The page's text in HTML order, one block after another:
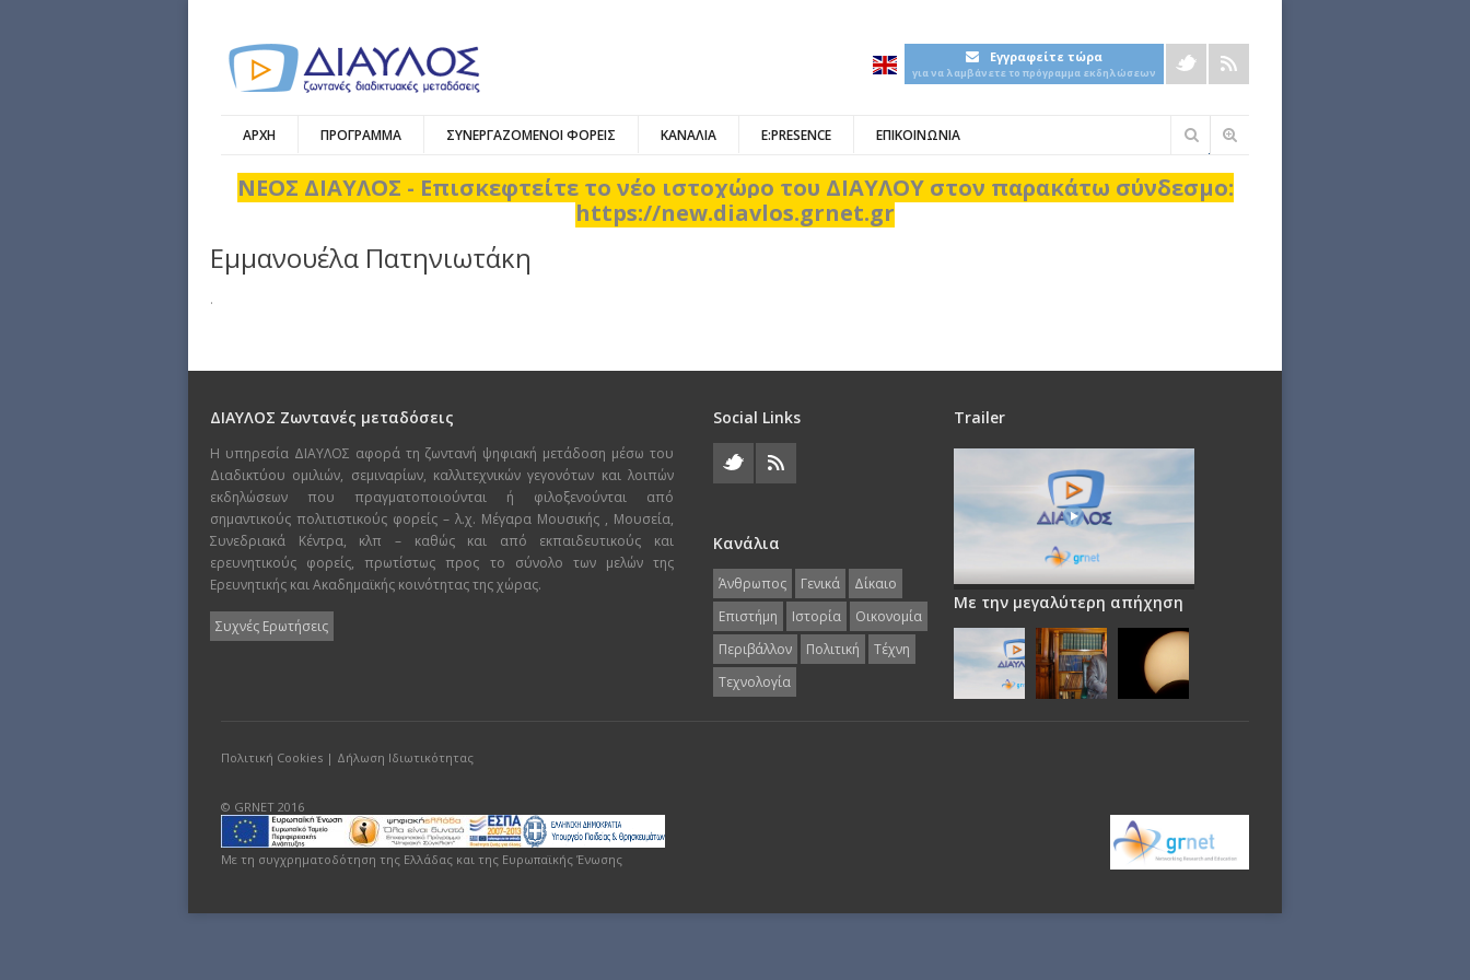
Εγγραφείτε τώρα
για να λαμβάνετε το πρόγραμμα εκδηλώσεων
ΑΡΧΗ ΠΡΟΓΡΑΜΜΑ ΣΥΝΕΡΓΑΖΟΜΕΝΟΙ ΦΟΡΕΙΣ ΚΑΝΑΛΙΑ E:PRESENCE ΕΠΙΚΟΙΝΩΝΙΑ
Φόρμα
αναζήτησης
ΝΕΟΣ ΔΙΑΥΛΟΣ - Επισκεφτείτε το νέο ιστοχώρο του ΔΙΑΥΛΟΥ στον παρακάτω σύνδεσμο:
https://new.diavlos.grnet.gr
Εμμανουέλα Πατηνιωτάκη
.
ΔΙΑΥΛΟΣ Ζωντανές μεταδόσεις
Η υπηρεσία ΔΙΑΥΛΟΣ αφορά τη ζωντανή ψηφιακή μετάδοση μέσω του
Διαδικτύου ομιλιών, σεμιναρίων, καλλιτεχνικών γεγονότων και λοιπών
εκδηλώσεων που πραγματοποιούνται ή φιλοξενούνται από
σημαντικούς πολιτιστικούς φορείς – λ.χ. Μέγαρα Μουσικής , Μουσεία,
Συνεδριακά Κέντρα, κλπ – καθώς και από εκπαιδευτικούς και
ερευνητικούς φορείς, πρωτίστως προς το σύνολο των μελών της
Ερευνητικής και Ακαδημαϊκής κοινότητας της χώρας.
Συχνές Ερωτήσεις
Social Links
Κανάλια
Άνθρωπος Γενικά
Δίκαιο
Επιστήμη
Ιστορία
Οικονομία
Περιβάλλον
Πολιτική
Τέχνη
Τεχνολογία
Trailer
Με την μεγαλύτερη απήχηση
Πολιτική Cookies | Δήλωση Ιδιωτικότητας
© GRNET 2016
Με τη συγχρηματοδότηση της Ελλάδας και της Ευρωπαϊκής Ένωσης